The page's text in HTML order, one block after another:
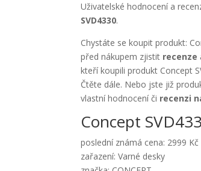
Uživatelské hodnocení a
SVD4330.
Chystáte se koupit produkt:
před nákupem zjistit recenze
kteří koupili produkt Concept
Čtěte dále. Nebo jste již
vlastní hodnocení či recenzi
Concept
poslední známá cena: 2999 Kč
zařazení: Varné desky